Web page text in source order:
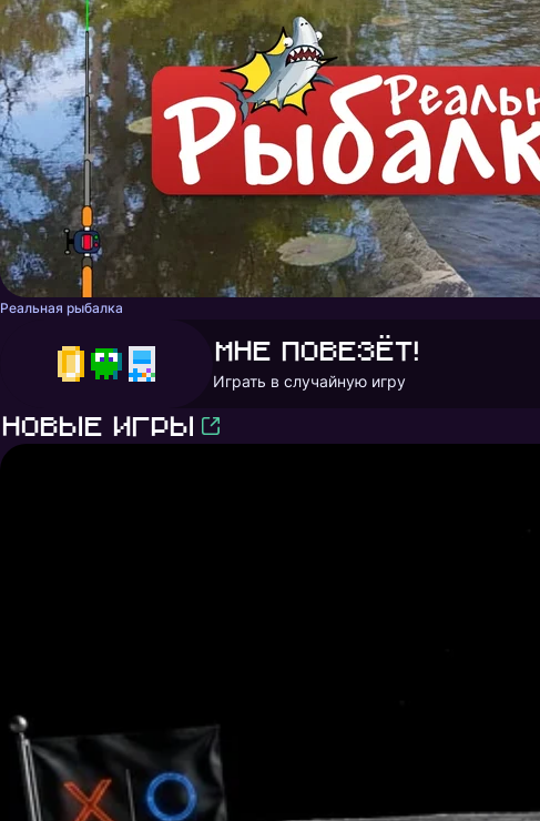
Реальная рыбалка
Мне повезёт!
Играть в случайную игру
Новые игры